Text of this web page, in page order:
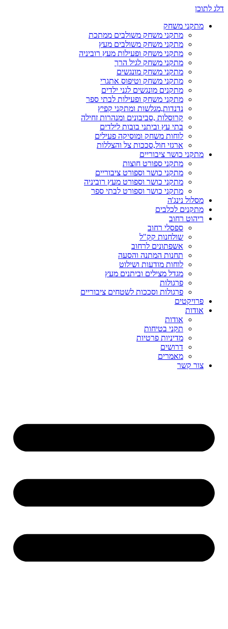
דלג לתוכן
מתקני משחק
מתקני משחק משולבים ממתכת
מתקני משחק משולבים מעץ
מתקני משחק ופעילות מעץ רוביניה
מתקני משחק לגיל הרך
מתקני משחק מונגשים
מתקני משחק וטיפוס אתגרי
מתקנים מונגשים לגני ילדים
מתקני משחק ופעילות לבתי ספר
נדנדות,מגלשות ומתקני קפיץ
קרוסלות ,סביבונים ומנהרות זחילה
בתי עץ וביתני בובות לילדים
לוחות משחק ומוסיקה פעילים
ארגזי חול,סככות צל והצללות
מתקני כושר ציבוריים
מתקני ספורט חוצות
מתקני כושר וספורט ציבוריים
מתקני כושר וספורט מעץ רוביניה
מתקני כושר וספורט לבתי ספר
מסלול נינג'ה
מתקנים לכלבים
ריהוט רחוב
ספסלי רחוב
שולחנות קק"ל
אשפתונים לרחוב
תחנות המתנה והסעה
לוחות מודעות ושילוט
מגדל מצילים וביתנים מעץ
פרגולות
פרגולות וסככות לשטחים ציבוריים
פרויקטים
אודות
אודות
תקני בטיחות
מדיניות פרטיות
דרושים
מאמרים
צור קשר